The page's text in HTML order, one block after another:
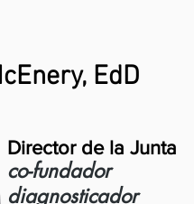
EdD
Director de la Junta
co-fundador
diagnosticador